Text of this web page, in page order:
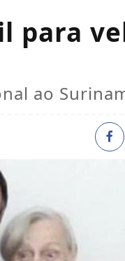
para
ao